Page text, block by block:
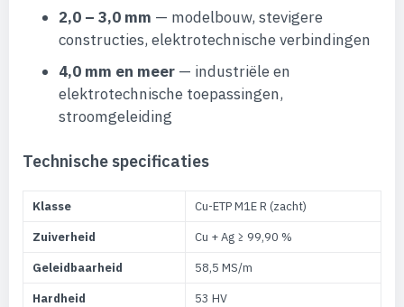
2,0 – 3,0 mm — modelbouw, stevigere
constructies, elektrotechnische verbindingen
4,0 mm en meer — industriële en
elektrotechnische toepassingen,
stroomgeleiding
Technische specificaties
Klasse
Cu-ETP M1E R (zacht)
Zuiverheid
Cu + Ag ≥ 99,90 %
Geleidbaarheid
58,5 MS/m
Hardheid
53 HV